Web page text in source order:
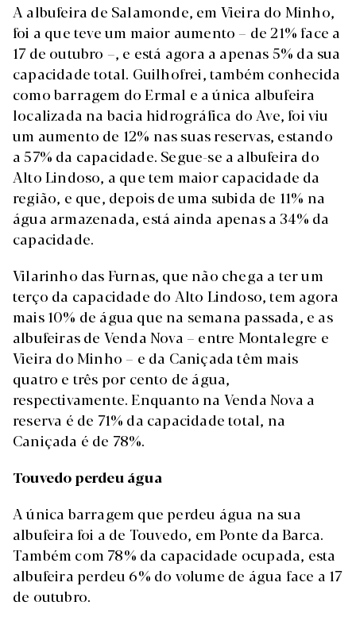
A albufeira de Salamonde, em Vieira do Minho,
foi a que teve um maior aumento – de 21% face a
17 de outubro –, e está agora a apenas 5% da sua
capacidade total. Guilhofrei, também conhecida
como barragem do Ermal e a única albufeira
localizada na bacia hidrográfica do Ave, foi viu
um aumento de 12% nas suas reservas, estando
a 57% da capacidade. Segue-se a albufeira do
Alto Lindoso, a que tem maior capacidade da
região, e que, depois de uma subida de 11% na
água armazenada, está ainda apenas a 34% da
capacidade.
Vilarinho das Furnas, que não chega a ter um
terço da capacidade do Alto Lindoso, tem agora
mais 10% de água que na semana passada, e as
albufeiras de Venda Nova – entre Montalegre e
Vieira do Minho – e da Caniçada têm mais
quatro e três por cento de água,
respectivamente. Enquanto na Venda Nova a
reserva é de 71% da capacidade total, na
Caniçada é de 78%.
Touvedo perdeu água
A única barragem que perdeu água na sua
albufeira foi a de Touvedo, em Ponte da Barca.
Também com 78% da capacidade ocupada, esta
albufeira perdeu 6% do volume de água face a 17
de outubro.